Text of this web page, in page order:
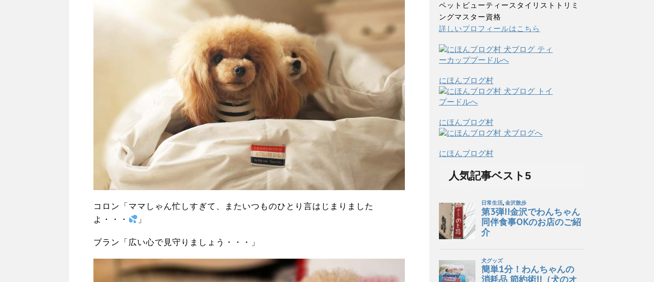
コロン「ママしゃん忙しすぎて、またいつものひとり言はじまりました
よ・・・
」
ブラン「広い心で見守りましょう・・・」
ペットビューティースタイリストトリミ
ングマスター資格
詳しいプロフィールはこちら
にほんブログ村
にほんブログ村
にほんブログ村
人気記事ベスト5